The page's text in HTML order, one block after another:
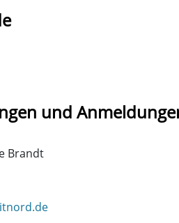
und
Brandt